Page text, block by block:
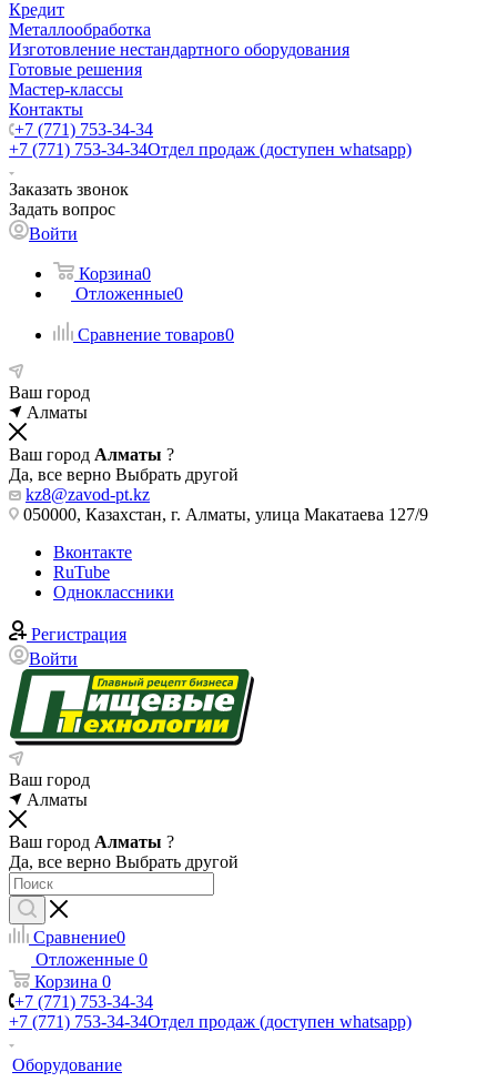
Кредит
Металлообработка
Изготовление нестандартного оборудования
Готовые решения
Мастер-классы
Контакты
+7 (771) 753-34-34
+7 (771) 753-34-34Отдел продаж (доступен whatsapp)
Заказать звонок
Задать вопрос
Войти
Корзина0
Отложенные0
Сравнение товаров0
Ваш город
Алматы
Ваш город Алматы ?
Да, все верно Выбрать другой
kz8@zavod-pt.kz
050000, Казахстан, г. Алматы, улица Макатаева 127/9
Вконтакте
RuTube
Одноклассники
Регистрация
Войти
Ваш город
Алматы
Ваш город Алматы ?
Да, все верно Выбрать другой
Сравнение0
Отложенные 0
Корзина 0
+7 (771) 753-34-34
+7 (771) 753-34-34Отдел продаж (доступен whatsapp)
Оборудование